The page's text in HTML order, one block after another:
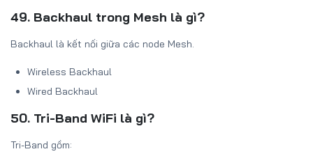
49. Backhaul trong Mesh là gì?
Backhaul là kết nối giữa các node Mesh.
Wireless Backhaul
Wired Backhaul
50. Tri-Band WiFi là gì?
Tri-Band gồm: